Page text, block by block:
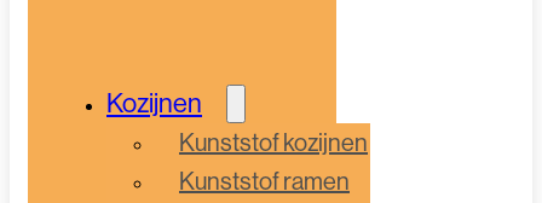
Kozijnen
Kunststof kozijnen
Kunststof ramen